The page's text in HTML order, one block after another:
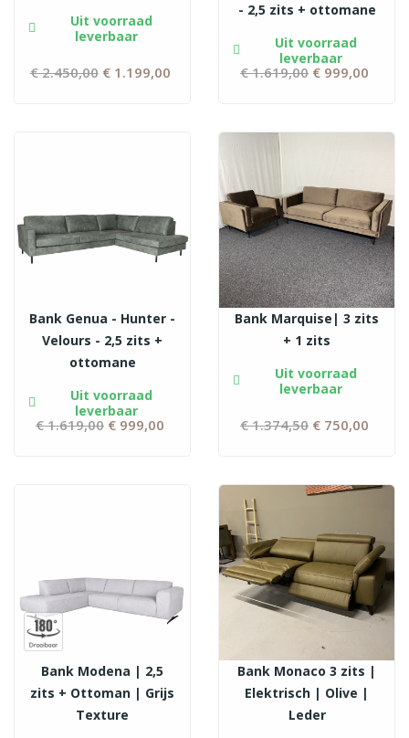
Uit voorraad
leverbaar
Normale
€ 2.450,00 € 1.199,00
- 2,5 zits + ottomane
Uit voorraad
leverbaar
Normale
€ 1.619,00 € 999,00
Bank Genua - Hunter -
Velours - 2,5 zits +
ottomane
Uit voorraad
leverbaar
Normale
€ 1.619,00 € 999,00
Bank Marquise| 3 zits
+ 1 zits
Uit voorraad
leverbaar
Normale
€ 1.374,50 € 750,00
Bank Modena | 2,5
zits + Ottoman | Grijs
Texture
Bank Monaco 3 zits |
Elektrisch | Olive |
Leder